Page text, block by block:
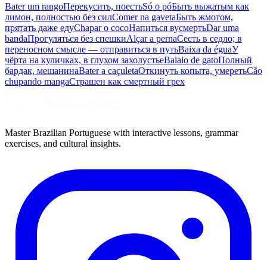
Bater um rangoПерекусить, поестьSó o póБыть выжатым как
лимон, полностью без силComer na gavetaБыть жмотом,
прятать даже едуChapar o cocoНапиться вусмертьDar uma
bandaПрогуляться без спешкиAlçar a pernaСесть в седло; в
переносном смысле — отправиться в путьBaixa da éguaУ
чёрта на куличках, в глухом захолустьеBalaio de gatoПолный
бардак, мешанинаBater a caçuletaОткинуть копыта, умеретьCão
chupando mangaСтрашен как смертный грех
Master Brazilian Portuguese with interactive lessons, grammar
exercises, and cultural insights.